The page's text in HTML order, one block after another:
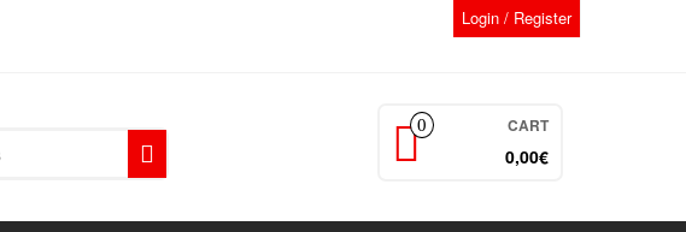
Login / Register
0 CART
0,00€